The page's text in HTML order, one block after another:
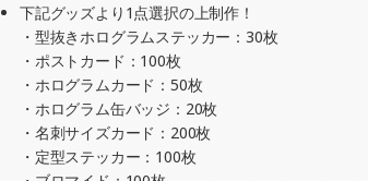
2025/06/16
SHOWROOMでイベント開催（キャラクターイラスト
»もっと見る
2025/06/15
SHOWROOMでの開催イベント結果（ホログラムステ
»もっと見る
下記グッズより1点選択の上制作！
・型抜きホログラムステッカー：30枚
・ポストカード：100枚
・ホログラムカード：50枚
・ホログラム缶バッジ：20枚
・名刺サイズカード：200枚
・定型ステッカー：100枚